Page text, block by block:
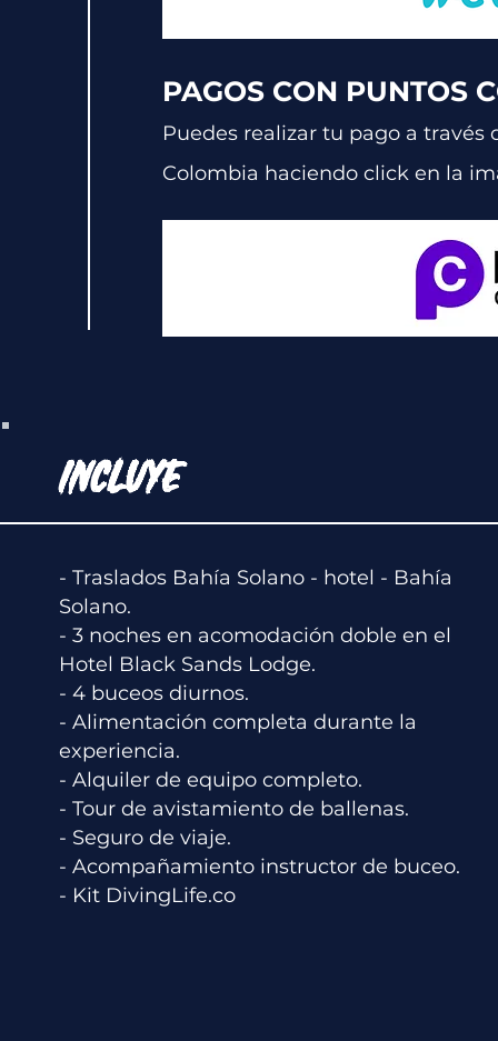
PAGOS CON PUNTOS
Puedes realizar tu pago a través
Colombia haciendo click en la
INCLUYE
- Traslados Bahía Solano - hotel - Bahía
Solano.
- 3 noches en acomodación doble en el
Hotel Black Sands Lodge.
- 4 buceos diurnos.
- Alimentación completa durante la
experiencia.
- Alquiler de equipo completo.
- Tour de avistamiento de ballenas.
- Seguro de viaje.
- Acompañamiento instructor de buceo.
- Kit DivingLife.co